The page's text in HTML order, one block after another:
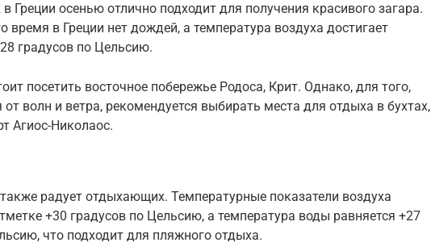
Греции осенью отлично подходит для получения красивого загара.
время в Греции нет дождей, а температура воздуха достигает
градусов по Цельсию.
посетить восточное побережье Родоса, Крит. Однако, для того,
волн и ветра, рекомендуется выбирать места для отдыха в бухтах,
Агиос-Николаос.
радует отдыхающих. Температурные показатели воздуха
+30 градусов по Цельсию, а температура воды равняется +27
что подходит для пляжного отдыха.